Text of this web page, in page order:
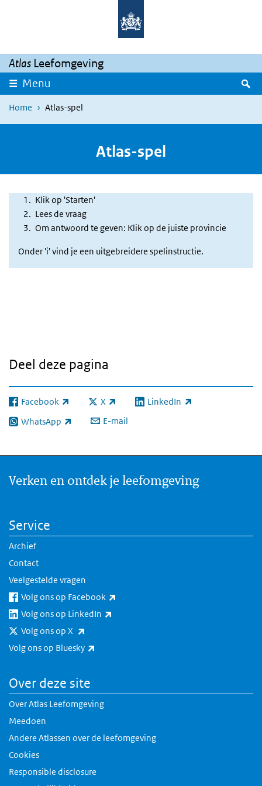
Overslaan en naar de inhoud gaan
Atlas Leefomgeving
Menu
Home Atlas-spel
Atlas-spel
Intro
Klik op 'Starten'
Lees de vraag
Om antwoord te geven: Klik op de juiste provincie
Onder 'i' vind je een uitgebreidere spelinstructie.
Deel deze pagina
Facebook
(externe link) X
(externe link) LinkedIn
(externe link)
WhatsApp
(externe link) E-mail
Verken en ontdek je leefomgeving
Service
Archief
Contact
Veelgestelde vragen
Volg ons op Facebook
Volg ons op LinkedIn
Volg ons op X
Volg ons op Bluesky
Over deze site
Over Atlas Leefomgeving
Meedoen
Andere Atlassen over de leefomgeving
Cookies
Responsible disclosure